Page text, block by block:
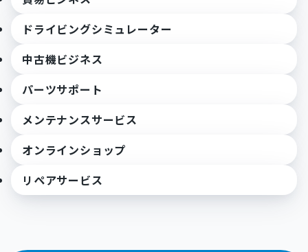
ドライビングシミュレーター
中古機ビジネス
パーツサポート
メンテナンスサービス
オンラインショップ
リペアサービス